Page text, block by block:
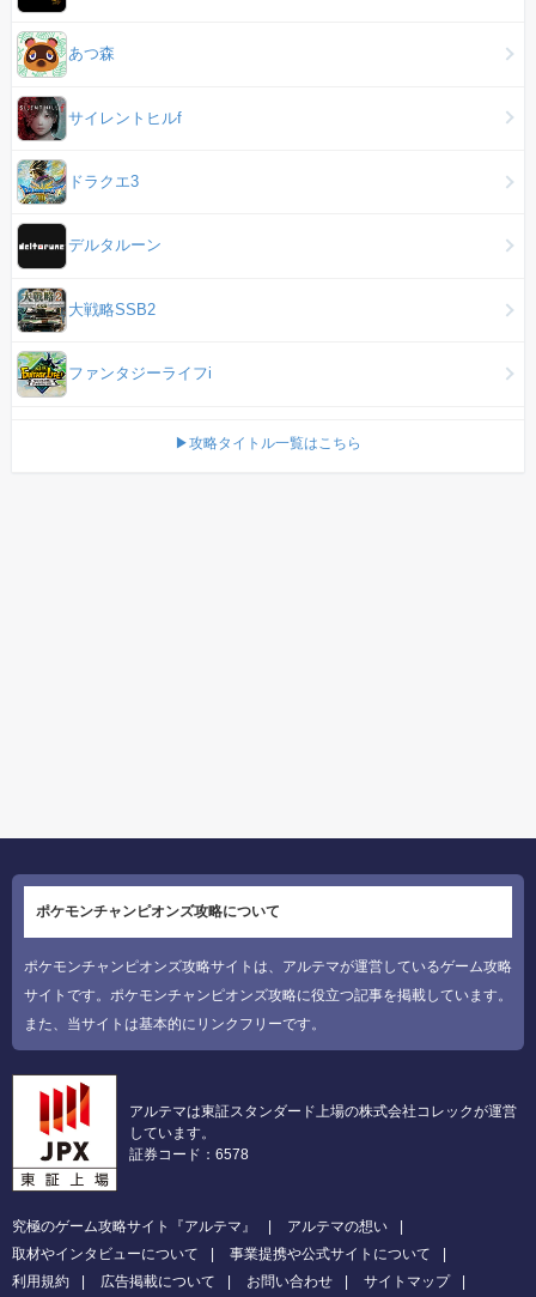
あつ森
サイレントヒルf
ドラクエ3
デルタルーン
大戦略SSB2
ファンタジーライフi
▶攻略タイトル一覧はこちら
ポケモンチャンピオンズ攻略について
ポケモンチャンピオンズ攻略サイトは、アルテマが運営しているゲーム攻略
サイトです。ポケモンチャンピオンズ攻略に役立つ記事を掲載しています。
また、当サイトは基本的にリンクフリーです。
アルテマは東証スタンダード上場の株式会社コレックが運営
しています。
証券コード：6578
究極のゲーム攻略サイト『アルテマ』
アルテマの想い
取材やインタビューについて
事業提携や公式サイトについて
利用規約
広告掲載について お問い合わせ サイトマップ